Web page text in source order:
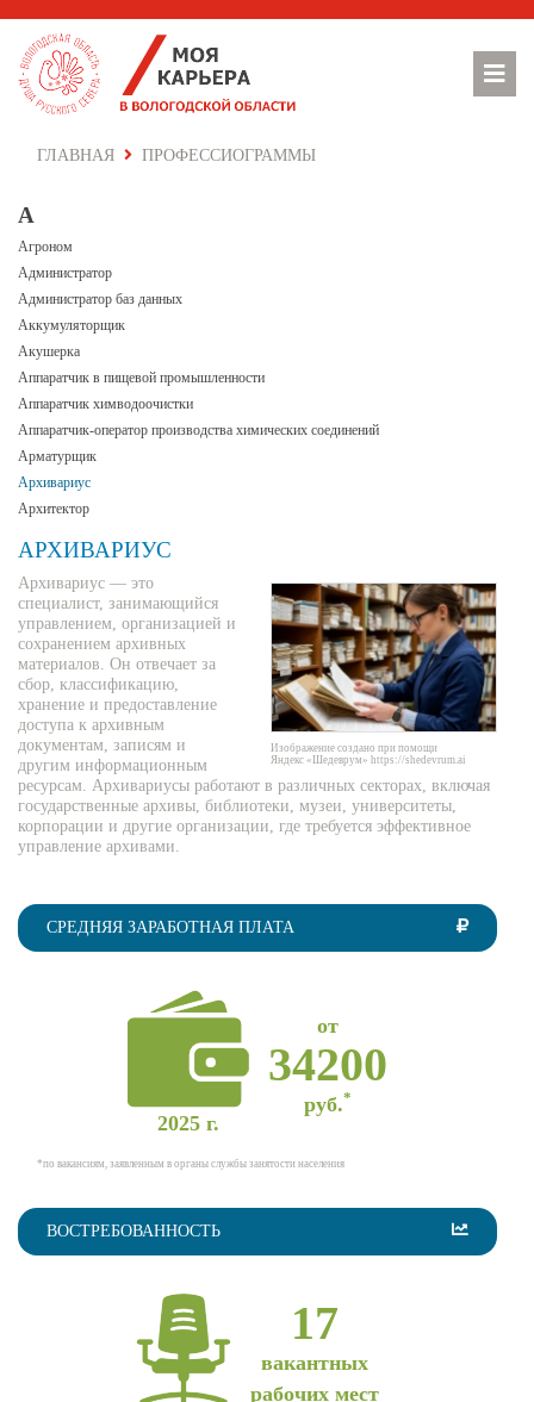
ГЛАВНАЯ ПРОФЕССИОГРАММЫ
А
Агроном
Администратор
Администратор баз данных
Аккумуляторщик
Акушерка
Аппаратчик в пищевой промышленности
Аппаратчик химводоочистки
Аппаратчик-оператор производства химических соединений
Арматурщик
Архивариус
Архитектор
АРХИВАРИУС
Изображение создано при помощи
Яндекс «Шедеврум» https://shedevrum.ai
Архивариус — это
специалист, занимающийся
управлением, организацией и
сохранением архивных
материалов. Он отвечает за
сбор, классификацию,
хранение и предоставление
доступа к архивным
документам, записям и
другим информационным
ресурсам. Архивариусы работают в различных секторах, включая
государственные архивы, библиотеки, музеи, университеты,
корпорации и другие организации, где требуется эффективное
управление архивами.
СРЕДНЯЯ ЗАРАБОТНАЯ ПЛАТА
2025 г.
от
34200
руб.*
*по вакансиям, заявленным в органы службы занятости населения
ВОСТРЕБОВАННОСТЬ
17
вакантных
рабочих мест